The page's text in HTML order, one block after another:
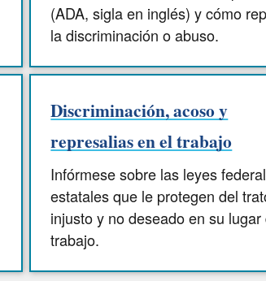
(ADA, sigla en inglés) y cómo
la discriminación o abuso.
Discriminación, acoso y
represalias en el trabajo
Infórmese sobre las leyes
estatales que le protegen del
injusto y no deseado en su lugar
trabajo.